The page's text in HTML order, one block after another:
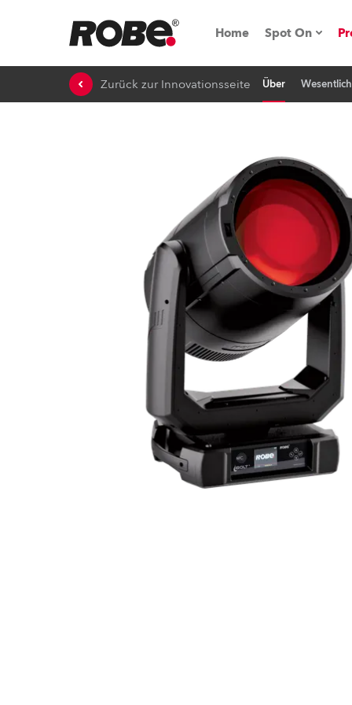
Home Spot On
Messen &
NRG (Next
Germany
iSeries
Tipps,
RoboSpot
Robe On
Robe On
Robe
ProMotion
Zurück zur Innovationsseite Über